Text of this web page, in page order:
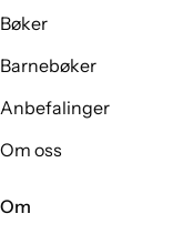
Bøker
Barnebøker
Anbefalinger
Om oss
Om